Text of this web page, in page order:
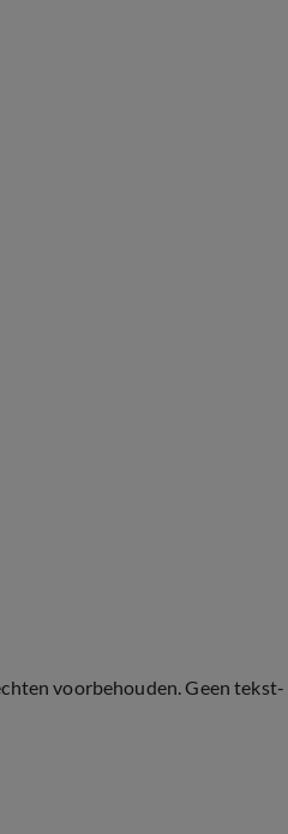
voorbehouden. Geen tekst-